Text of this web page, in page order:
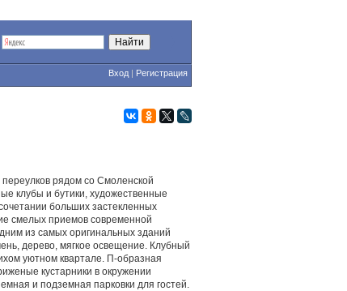
Вход | Регистрация
рядом со Смоленской
клубы и бутики, художественные
больших застекленных
смелых приемов современной
из самых оригинальных зданий
дерево, мягкое освещение. Клубный
уютном квартале. П-образная
кустарники в окружении
и подземная парковки для гостей.